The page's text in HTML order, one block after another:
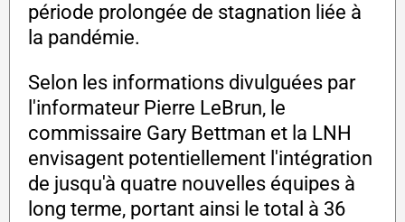
période prolongée de stagnation liée à
la pandémie.
Selon les informations divulguées par
l'informateur Pierre LeBrun, le
commissaire Gary Bettman et la LNH
envisagent potentiellement l'intégration
de jusqu'à quatre nouvelles équipes à
long terme, portant ainsi le total à 36